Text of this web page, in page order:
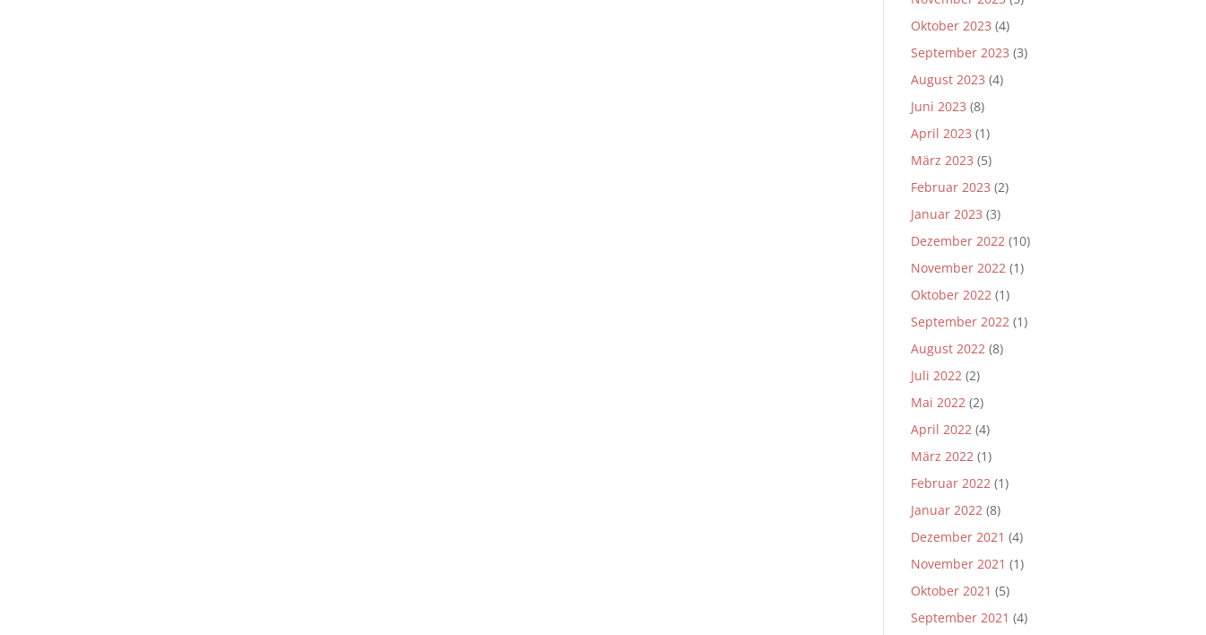
Oktober 2023 (4)
September 2023 (3)
August 2023 (4)
Juni 2023 (8)
April 2023 (1)
März 2023 (5)
Februar 2023 (2)
Januar 2023 (3)
Dezember 2022 (10)
November 2022 (1)
Oktober 2022 (1)
September 2022 (1)
August 2022 (8)
Juli 2022 (2)
Mai 2022 (2)
April 2022 (4)
März 2022 (1)
Februar 2022 (1)
Januar 2022 (8)
Dezember 2021 (4)
November 2021 (1)
Oktober 2021 (5)
September 2021 (4)